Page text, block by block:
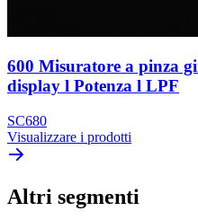
600 Misuratore a pinza
display l Potenza l LPF
SC680
Visualizzare i prodotti
Altri segmenti